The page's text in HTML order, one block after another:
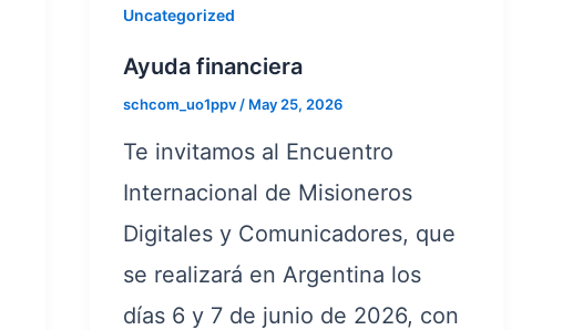
Uncategorized
Ayuda financiera
schcom_uo1ppv / May 25, 2026
Te invitamos al Encuentro
Internacional de Misioneros
Digitales y Comunicadores, que
se realizará en Argentina los
días 6 y 7 de junio de 2026, con